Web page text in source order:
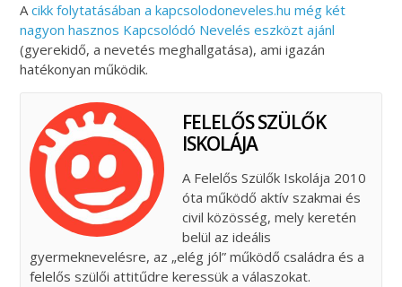
Acikk folytatásában a kapcsolodoneveles.hu még két
nagyon hasznos Kapcsolódó Nevelés eszközt ajánl
(gyerekidő, a nevetés meghallgatása), ami igazán
hatékonyan működik.
FELELŐS SZÜLŐK
ISKOLÁJA
A Felelős Szülők Iskolája 2010
óta működő aktív szakmai és
civil közösség, mely keretén
belül az ideális
gyermeknevelésre, az „elég jól” működő családra és a
felelős szülői attitűdre keressük a válaszokat.